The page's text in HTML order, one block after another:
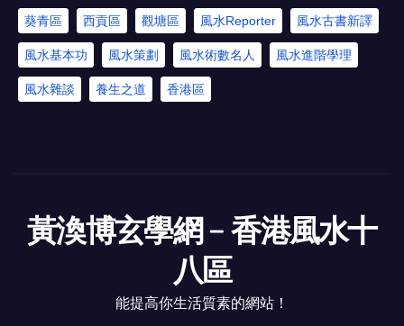
葵青區 西貢區 觀塘區 風水Reporter 風水古書新譯
風水基本功 風水策劃 風水術數名人 風水進階學理
風水雜談 養生之道 香港區
黃渙博玄學網﹣香港風水十
八區
能提高你生活質素的網站！